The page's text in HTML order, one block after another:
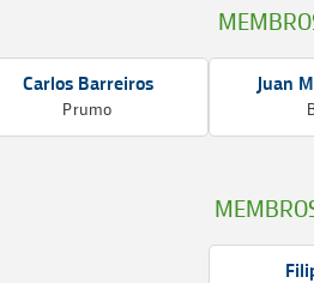
Carlos Barreiros
Prumo
Juan